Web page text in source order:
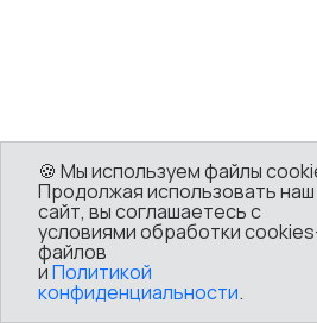
🍪 Мы используем файлы
Продолжая использовать наш
сайт, вы соглашаетесь с
условиями обработки
файлов
иПолитикой
конфиденциальности.